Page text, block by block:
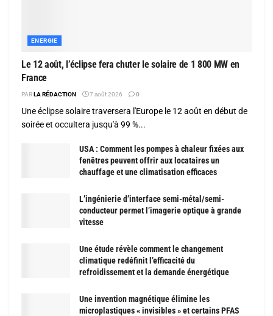
ENERGIE
Le 12 août, l’éclipse fera chuter le solaire de 1 800 MW en
France
PARLA RÉDACTION 7 août 2026 0
Une éclipse solaire traversera l'Europe le 12 août en début de
soirée et occultera jusqu'à 99 %...
USA : Comment les pompes à chaleur fixées aux
fenêtres peuvent offrir aux locataires un
chauffage et une climatisation efficaces
L’ingénierie d’interface semi-métal/semi-
conducteur permet l’imagerie optique à grande
vitesse
Une étude révèle comment le changement
climatique redéfinit l’efficacité du
refroidissement et la demande énergétique
Une invention magnétique élimine les
microplastiques « invisibles » et certains PFAS